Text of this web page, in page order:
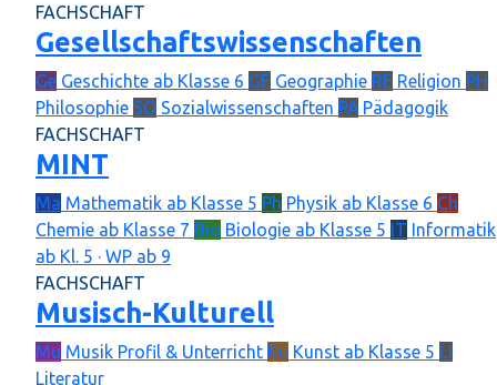
FACHSCHAFT
Gesellschaftswissenschaften
Ge Geschichte ab Klasse 6 GE Geographie RE Religion PH
Philosophie SO Sozialwissenschaften PÄ Pädagogik
FACHSCHAFT
MINT
Ma Mathematik ab Klasse 5 Ph Physik ab Klasse 6 Ch
Chemie ab Klasse 7 Bio Biologie ab Klasse 5 IT Informatik
ab Kl. 5 · WP ab 9
FACHSCHAFT
Musisch-Kulturell
Mu Musik Profil & Unterricht Ku Kunst ab Klasse 5 LI
Literatur